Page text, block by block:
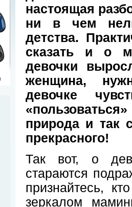
настоящая
ни в чем
детства.
сказать и о
девочки
женщина,
девочке
природа и так
прекрасного!
Так вот, о
стараются
признайтесь,
зеркалом